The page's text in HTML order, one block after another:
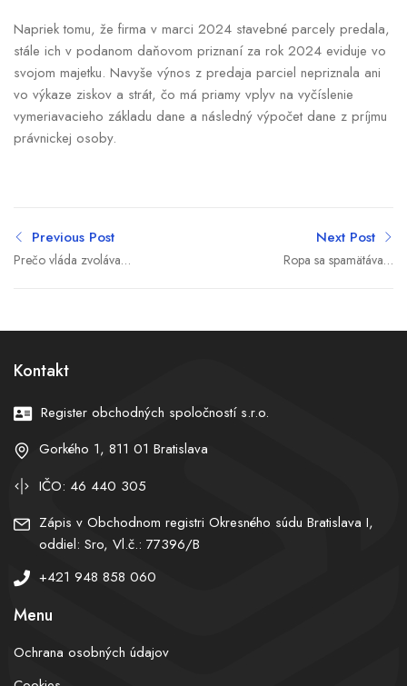
Napriek tomu, že firma v marci 2024 stavebné parcely predala,
stále ich v podanom daňovom priznaní za rok 2024 eviduje vo
svojom majetku. Navyše výnos z predaja parciel nepriznala ani
vo výkaze ziskov a strát, čo má priamy vplyv na vyčíslenie
vymeriavacieho základu dane a následný výpočet dane z príjmu
právnickej osoby.
Previous Post
Prečo vláda zvoláva
Next Post
Ropa sa spamätáva z
Kontakt
Register obchodných spoločností s.r.o.
Gorkého 1, 811 01 Bratislava
IČO: 46 440 305
Zápis v Obchodnom registri Okresného súdu Bratislava I,
oddiel: Sro, Vl.č.: 77396/B
+421 948 858 060
Menu
Ochrana osobných údajov